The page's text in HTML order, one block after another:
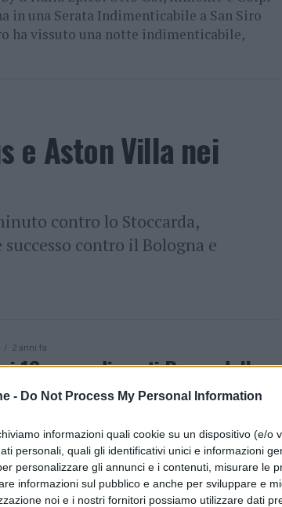
- Do Not Process My Personal Information
informazioni quali cookie su un dispositivo (e/o
personali, quali gli identificativi unici e informazioni
personalizzare gli annunci e i contenuti, misurare le
informazioni sul pubblico e anche per sviluppare e
noi e i nostri fornitori possiamo utilizzare dati
in una Serata Indimenticabile a San Siro
ha vissuto una notte indimenticabile,
e Aston Villa nei
contro lo Stoccarda,
contro il Bologna e
2 anni fa
16 provvedimenti Daspo dalla
di Napoli
i fatti accaduti durante tre partite di
uno a quattro anni la durata Il Questore